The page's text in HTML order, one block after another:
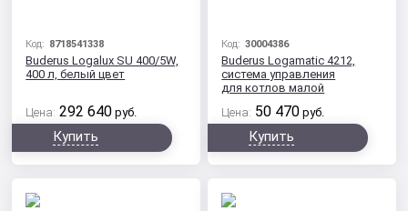
Код: 8718541338
Buderus Logalux SU 400/5W,
400 л, белый цвет
Цена: 292 640 руб.
Купить
Код:30004386
Buderus Logamatic 4212,
система управления
для котлов малой
Цена: 50 470 руб.
Купить